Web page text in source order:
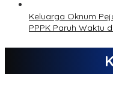
Keluarga Oknum
PPPK Paruh Waktu